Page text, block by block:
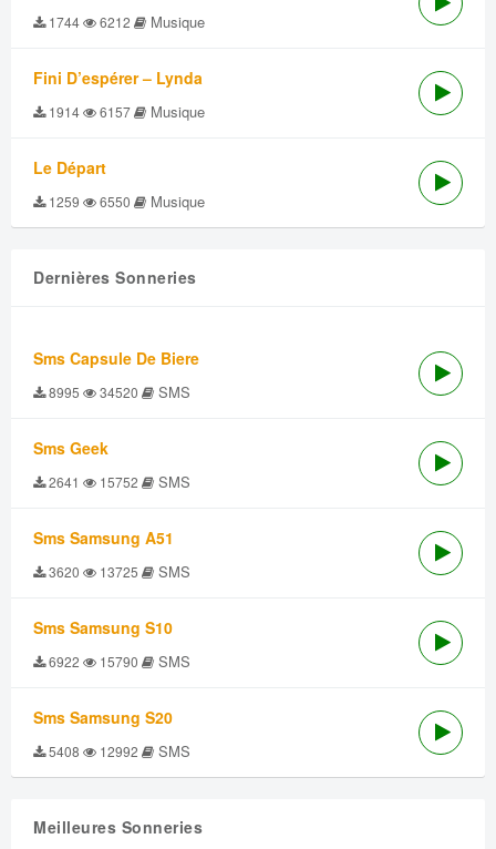
1744 6212 Musique
Fini D’espérer – Lynda
1914 6157 Musique
Le Départ
1259 6550 Musique
Dernières Sonneries
Sms Capsule De Biere
8995 34520 SMS
Sms Geek
2641 15752 SMS
Sms Samsung A51
3620 13725 SMS
Sms Samsung S10
6922 15790 SMS
Sms Samsung S20
5408 12992 SMS
Meilleures Sonneries